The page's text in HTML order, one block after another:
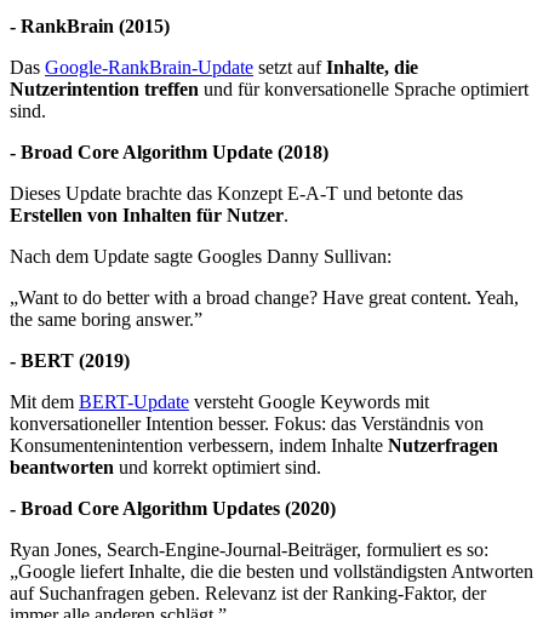
- RankBrain (2015)
Das Google-RankBrain-Update setzt aufInhalte, die
Nutzerintention treffen und für konversationelle Sprache optimiert
sind.
- Broad Core Algorithm Update (2018)
Dieses Update brachte das Konzept E-A-T und betonte das
Erstellen von Inhalten für Nutzer.
Nach dem Update sagte Googles Danny Sullivan:
„Want to do better with a broad change? Have great content. Yeah,
the same boring answer.”
- BERT (2019)
Mit dem BERT-Update versteht Google Keywords mit
konversationeller Intention besser. Fokus: das Verständnis von
Konsumentenintention verbessern, indem Inhalte Nutzerfragen
beantworten und korrekt optimiert sind.
- Broad Core Algorithm Updates (2020)
Ryan Jones, Search-Engine-Journal-Beiträger, formuliert es so:
„Google liefert Inhalte, die die besten und vollständigsten Antworten
auf Suchanfragen geben. Relevanz ist der Ranking-Faktor, der